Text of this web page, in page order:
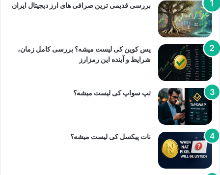
بررسی قدیمی ترین صرافی های ارز دیجیتال ایران
یس کوین کی لیست میشه؟ بررسی کامل زمان،
شرایط و آینده این رمزارز
تپ سواپ کی لیست میشه؟
نات پیکسل کی لیست میشه؟